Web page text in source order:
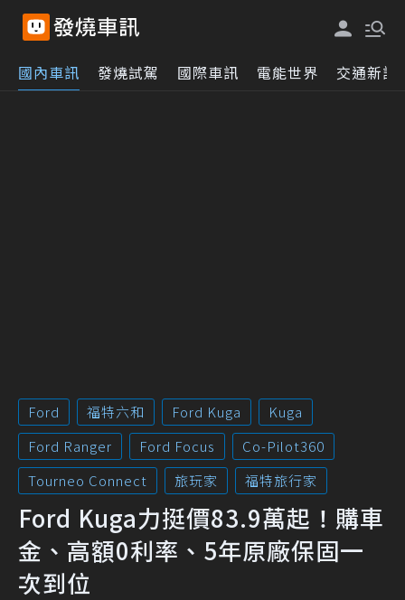
國內車訊 發燒試駕 國際車訊 電能世界 交通新訊
Ford 福特六和 Ford Kuga
Kuga
Ford Ranger
Ford Focus
Co-Pilot360
Tourneo Connect
旅玩家 福特旅行家
Ford Kuga力挺價83.9萬起！購車
金、高額0利率、5年原廠保固一
次到位